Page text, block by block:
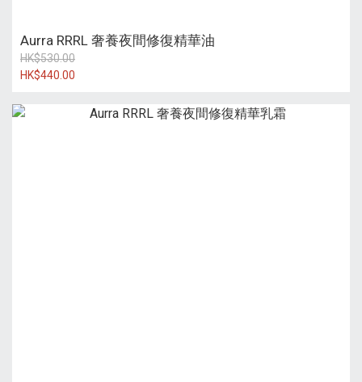
Aurra RRRL 奢養夜間修復精華油
HK$530.00
HK$440.00